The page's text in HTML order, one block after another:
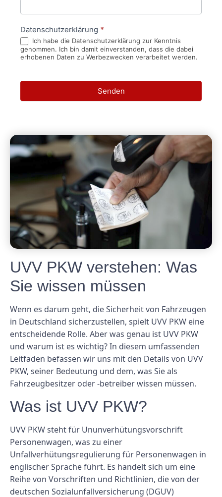
Datenschutzerklärung *
Ich habe die Datenschutzerklärung zur Kenntnis
genommen. Ich bin damit einverstanden, dass die dabei
erhobenen Daten zu Werbezwecken verarbeitet werden.
Senden
UVV PKW verstehen: Was
Sie wissen müssen
Wenn es darum geht, die Sicherheit von Fahrzeugen
in Deutschland sicherzustellen, spielt UVV PKW eine
entscheidende Rolle. Aber was genau ist UVV PKW
und warum ist es wichtig? In diesem umfassenden
Leitfaden befassen wir uns mit den Details von UVV
PKW, seiner Bedeutung und dem, was Sie als
Fahrzeugbesitzer oder -betreiber wissen müssen.
Was ist UVV PKW?
UVV PKW steht für Ununverhütungsvorschrift
Personenwagen, was zu einer
Unfallverhütungsregulierung für Personenwagen in
englischer Sprache führt. Es handelt sich um eine
Reihe von Vorschriften und Richtlinien, die von der
deutschen Sozialunfallversicherung (DGUV)